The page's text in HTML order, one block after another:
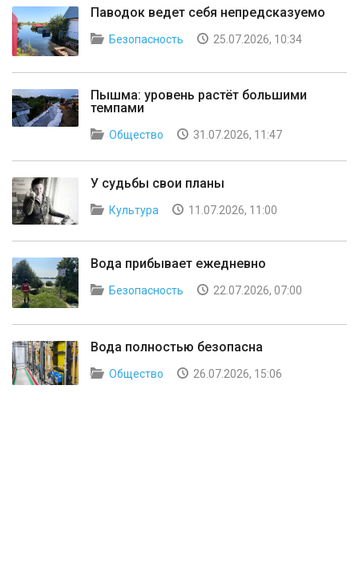
Паводок ведет себя непредсказуемо
Безопасность 25.07.2026, 10:34
Пышма: уровень растёт большими
темпами
Общество 31.07.2026, 11:47
У судьбы свои планы
Культура 11.07.2026, 11:00
Вода прибывает ежедневно
Безопасность 22.07.2026, 07:00
Вода полностью безопасна
Общество 26.07.2026, 15:06